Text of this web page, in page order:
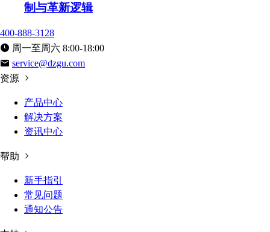
制与革新逻辑
400-888-3128
周一至周六 8:00-18:00
service@dzgu.com
资源
产品中心
解决方案
资讯中心
帮助
新手指引
常见问题
通知公告